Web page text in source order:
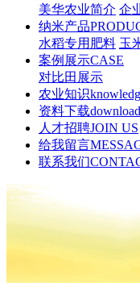
美华农业简介 企
纳米产品
水稻专用肥料 玉
案例展示CASE
对比田展示
农业知识
资料下载download
人才招聘JOIN US
给我留言
联系我们